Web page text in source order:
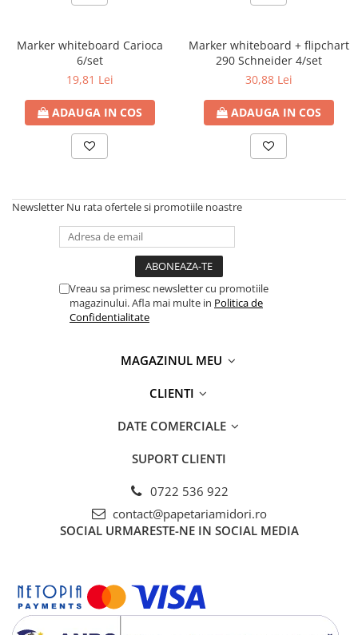
Marker whiteboard Carioca
6/set
19,81 Lei
ADAUGA IN COS
Marker whiteboard + flipchart
290 Schneider 4/set
30,88 Lei
ADAUGA IN COS
Newsletter Nu rata ofertele si promotiile noastre
Vreau sa primesc newsletter cu promotiile
magazinului. Afla mai multe in Politica de
Confidentialitate
MAGAZINUL MEU
CLIENTI
DATE COMERCIALE
SUPORT CLIENTI
0722 536 922
contact@papetariamidori.ro
SOCIAL URMARESTE-NE IN SOCIAL MEDIA